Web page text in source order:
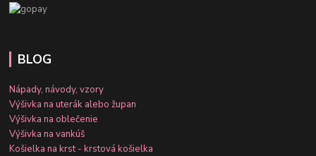
BLOG
Nápady, návody, vzory
Výšivka na uterák alebo župan
Výšivka na oblečenie
Výšivka na vankúš
Košielka na krst - krstová košielka